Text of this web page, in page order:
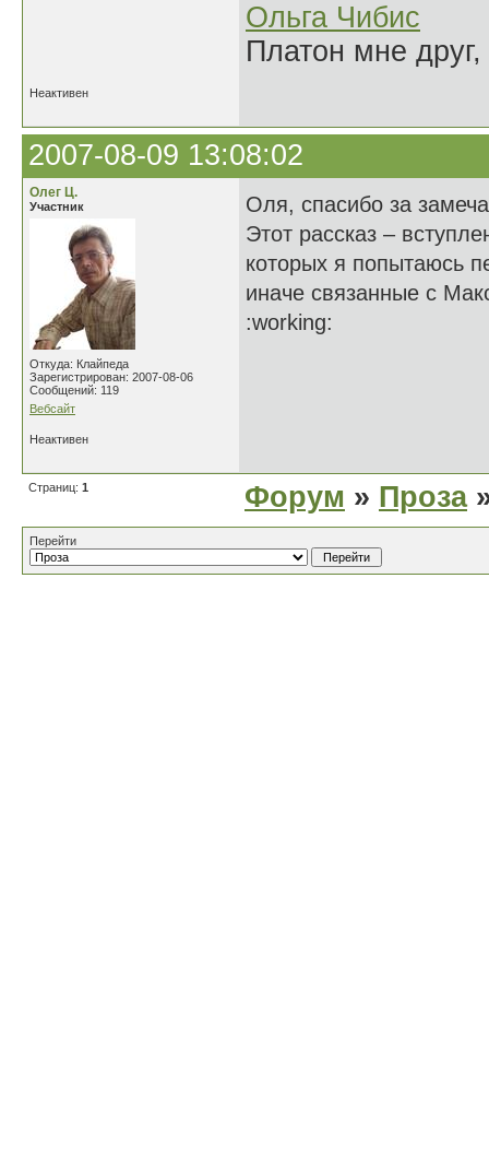
Ольга Чибис
Платон мне
Неактивен
2007-08-09 13:08:02
Олег Ц.
Участник
Откуда: Клайпеда
Зарегистрирован: 2007-08-06
Сообщений: 119
Вебсайт
Оля, спасибо за
Этот рассказ –
которых я попытаюсь
иначе связанные с
:working:
Неактивен
Страниц: 1 Форум » Проза
Перейти